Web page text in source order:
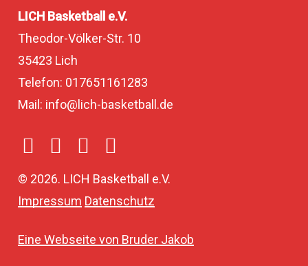
LICH Basketball e.V.
Theodor-Völker-Str. 10
35423 Lich
Telefon: 017651161283
Mail: info@lich-basketball.de
© 2026. LICH Basketball e.V.
Impressum Datenschutz
Eine Webseite von Bruder Jakob